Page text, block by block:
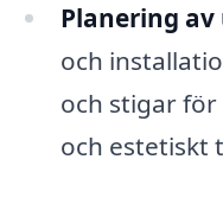
Planering
och
och stigar
och estetiskt